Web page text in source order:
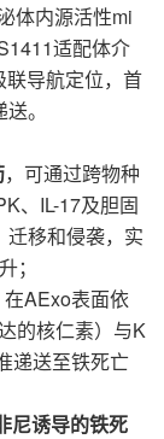
体内源活性mi
适配体介
导航定位，首
。
，可通过跨物种
、IL-17及胆固
移和侵袭，实
；
在AExo表面依
的核仁素）与K
递送至铁死亡
尼诱导的铁死